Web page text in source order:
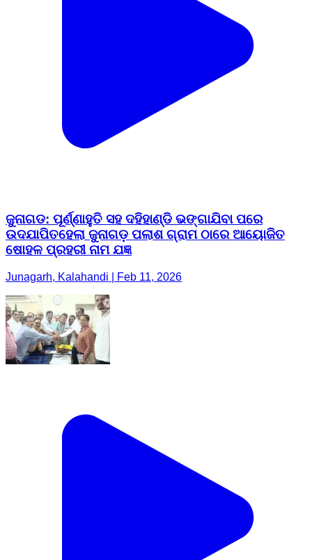
ଜୁନାଗଡ: ପୂର୍ଣ୍ଣାହୁତି ସହ ଦହିହାଣ୍ଡି ଭଙ୍ଗାଯିବା ପରେ
ଉଦଯାପିତହେଲା ଜୁନାଗଡ଼ ପଲାଶ ଗ୍ରାମ ଠାରେ ଆୟୋଜିତ
ଷୋହଳ ପ୍ରହରୀ ନାମ ଯଜ୍ଞ
Junagarh, Kalahandi | Feb 11, 2026